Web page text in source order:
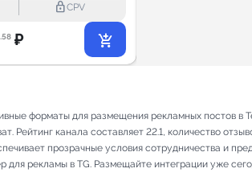
lock_outlineCPV
.58 ₽
форматы для размещения рекламных постов в
Рейтинг канала составляет 22.1, количество
прозрачные условия сотрудничества и
рекламы в TG. Размещайте интеграции уже